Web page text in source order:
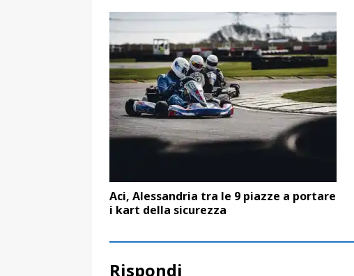
Aci, Alessandria tra le 9 piazze a portare
i kart della sicurezza
Rispondi